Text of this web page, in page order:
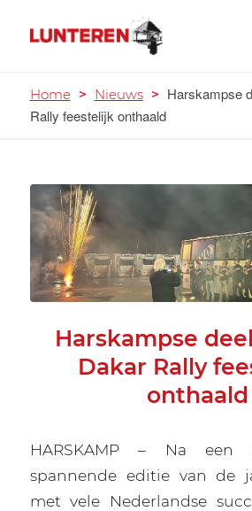
Home > Nieuws > Harskampse
Rally feestelijk onthaald
Harskampse
Dakar Rally
onthaald
HARSKAMP – Na een
spannende editie van de
met vele Nederlandse